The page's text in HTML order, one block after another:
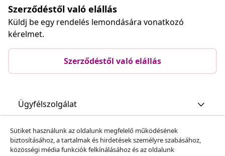
Szerződéstől való elállás
Küldj be egy rendelés lemondására vonatkozó
kérelmet.
Szerződéstől való elállás
Ügyfélszolgálat
Üzlet
Sütiket használunk az oldalunk megfelelő működésének
biztosításához, a tartalmak és hirdetések személyre szabásához,
közösségi média funkciók felkínálásához és az oldalunk